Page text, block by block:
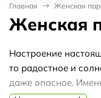
Главная Женская
Женская
Настроение
то радостное и
даже опасное.